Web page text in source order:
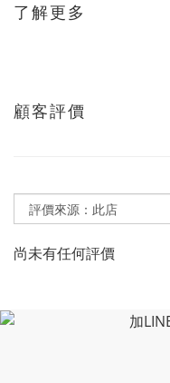
了解更多
顧客評價
尚未有任何評價